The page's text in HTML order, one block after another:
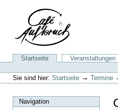
Navigation
SektionenStartseite Veranstaltungen
Benutzerspezifische
Werkzeuge
Sie sind hier: Startseite → Termine
Navigation